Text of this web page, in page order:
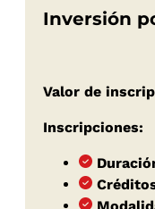
Inversión
Valor de
Inscripciones: